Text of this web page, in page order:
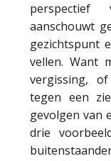
aanschouwt
gezichtspunt
vellen. Want
vergissing,
tegen een
gevolgen van
drie